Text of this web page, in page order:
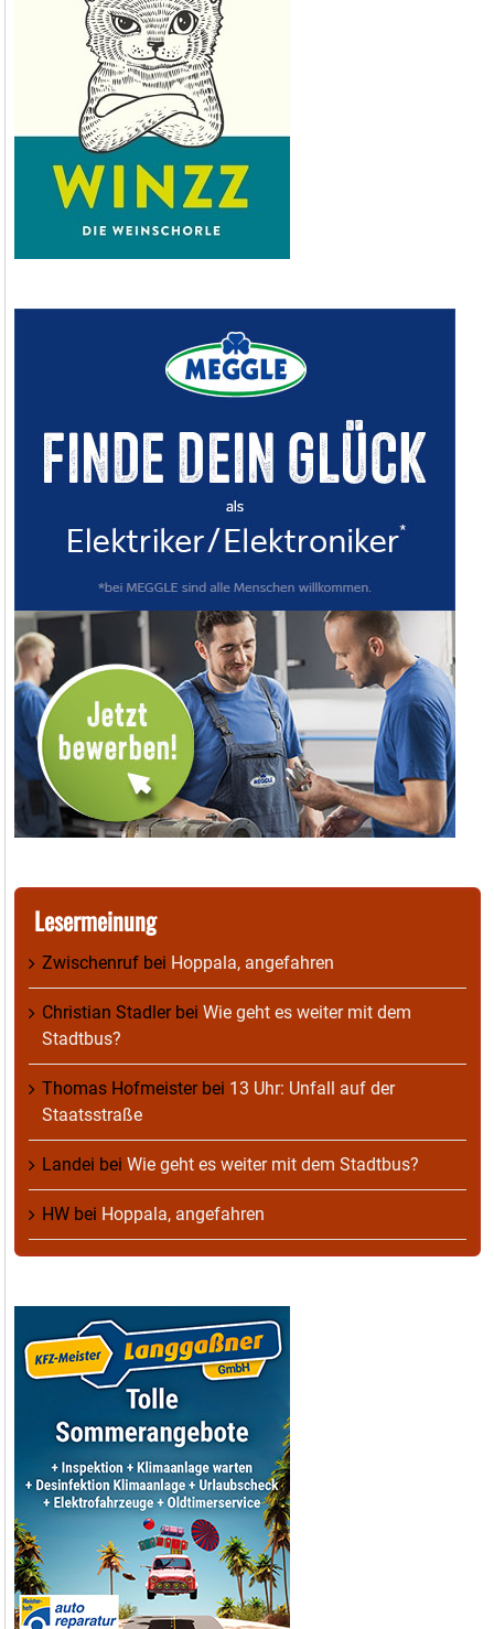
Lesermeinung
Zwischenruf bei Hoppala, angefahren
Christian Stadlerbei Wie geht es weiter mit dem
Stadtbus?
Thomas Hofmeisterbei 13 Uhr: Unfall auf der
Staatsstraße
Landei bei Wie geht es weiter mit dem Stadtbus?
HW bei Hoppala, angefahren